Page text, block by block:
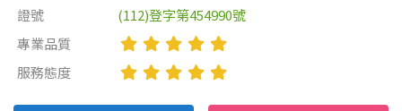
證號
(112)登字第454990號
專業品質
服務態度